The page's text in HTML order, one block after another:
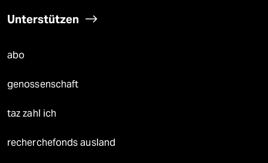
Unterstützen
abo
genossenschaft
taz zahl ich
recherchefonds ausland